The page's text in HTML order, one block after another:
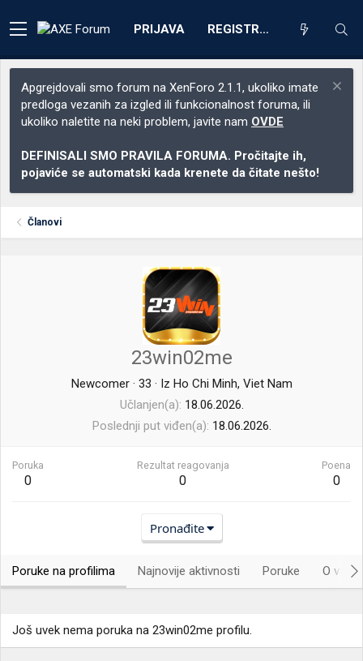
PRIJAVA REGISTRACIJA
Apgrejdovali smo forum na XenForo 2.1.1, ukoliko imate
predloga vezanih za izgled ili funkcionalnost foruma, ili
ukoliko naletite na neki problem, javite nam OVDE
DEFINISALI SMO PRAVILA FORUMA. Pročitajte ih,
pojaviće se automatski kada krenete da čitate nešto!
Članovi
23win02me
Newcomer · 33 · Iz Ho Chi Minh, Viet Nam
Učlanjen(a) 18.06.2026.
Poslednji put viđen(a) 18.06.2026.
Poruka
0
Rezultat reagovanja
0
Poena
0
Pronađite
Poruke na profilima Najnovije aktivnosti Poruke O
Još uvek nema poruka na 23win02me profilu.